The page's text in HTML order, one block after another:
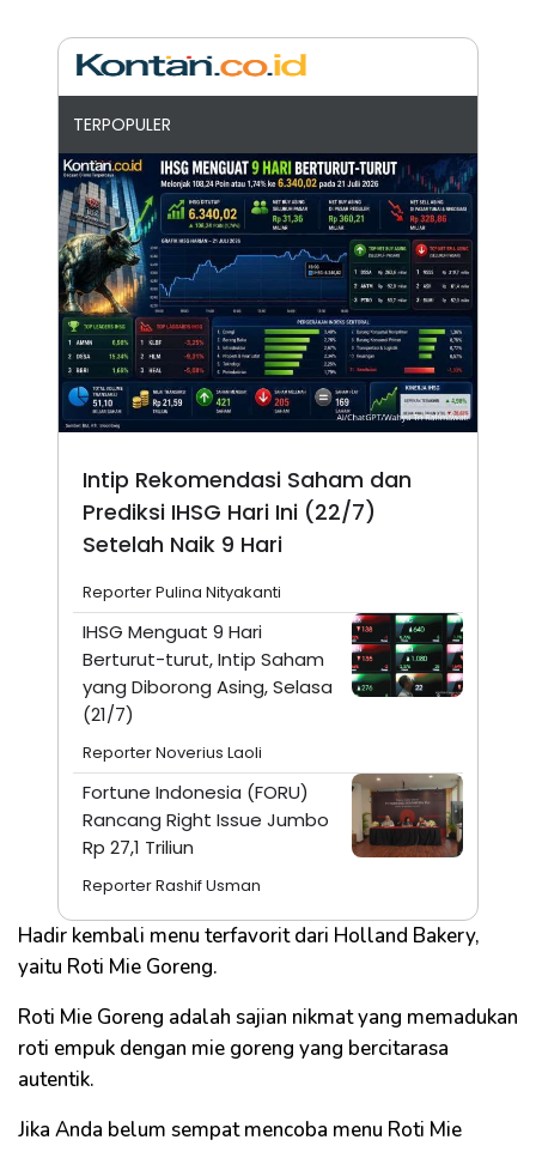
TERPOPULER
Intip Rekomendasi Saham dan
Prediksi IHSG Hari Ini (22/7)
Setelah Naik 9 Hari
Reporter Pulina Nityakanti
IHSG Menguat 9 Hari
Berturut-turut, Intip Saham
yang Diborong Asing, Selasa
(21/7)
Reporter Noverius Laoli
Fortune Indonesia (FORU)
Rancang Right Issue Jumbo
Rp 27,1 Triliun
Reporter Rashif Usman
Hadir kembali menu terfavorit dari Holland Bakery,
yaitu Roti Mie Goreng.
Roti Mie Goreng adalah sajian nikmat yang memadukan
roti empuk dengan mie goreng yang bercitarasa
autentik.
Jika Anda belum sempat mencoba menu Roti Mie